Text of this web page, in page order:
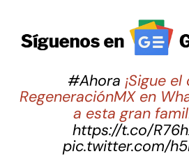
#Ahora ¡Sigue
RegeneraciónMX en
a esta gran
https://t.co/
pic.twitter.com/